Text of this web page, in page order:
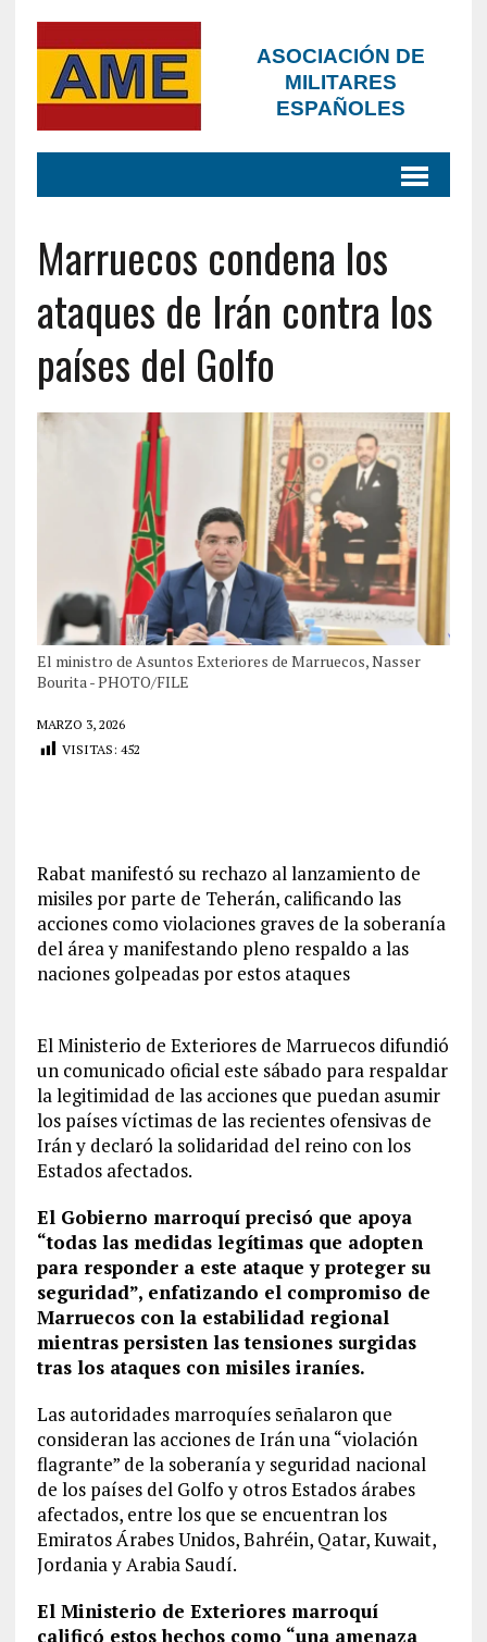
ASOCIACIÓN DE
MILITARES
ESPAÑOLES
Marruecos condena los
ataques de Irán contra los
países del Golfo
El ministro de Asuntos Exteriores de Marruecos, Nasser
Bourita - PHOTO/FILE
MARZO 3, 2026
VISITAS: 452
Rabat manifestó su rechazo al lanzamiento de
misiles por parte de Teherán, calificando las
acciones como violaciones graves de la soberanía
del área y manifestando pleno respaldo a las
naciones golpeadas por estos ataques
El Ministerio de Exteriores de Marruecos difundió
un comunicado oficial este sábado para respaldar
la legitimidad de las acciones que puedan asumir
los países víctimas de las recientes ofensivas de
Irán y declaró la solidaridad del reino con los
Estados afectados.
El Gobierno marroquí precisó que apoya
“todas las medidas legítimas que adopten
para responder a este ataque y proteger su
seguridad”, enfatizando el compromiso de
Marruecos con la estabilidad regional
mientras persisten las tensiones surgidas
tras los ataques con misiles iraníes.
Las autoridades marroquíes señalaron que
consideran las acciones de Irán una “violación
flagrante” de la soberanía y seguridad nacional
de los países del Golfo y otros Estados árabes
afectados, entre los que se encuentran los
Emiratos Árabes Unidos, Bahréin, Qatar, Kuwait,
Jordania y Arabia Saudí.
El Ministerio de Exteriores marroquí
calificó estos hechos como “una amenaza